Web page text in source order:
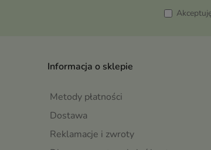
Informacja o sklepie
Metody płatności
Dostawa
Reklamacje i zwroty